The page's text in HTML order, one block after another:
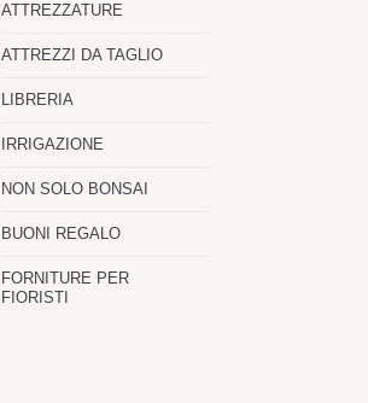
ATTREZZATURE
ATTREZZI DA TAGLIO
LIBRERIA
IRRIGAZIONE
NON SOLO BONSAI
BUONI REGALO
FORNITURE PER
FIORISTI